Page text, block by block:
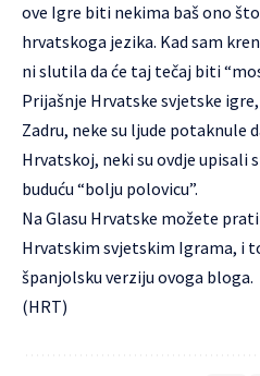
ove Igre biti nekima baš ono
hrvatskoga jezika. Kad sam
ni slutila da će taj tečaj biti
Prijašnje Hrvatske svjetske igre,
Zadru, neke su ljude potaknule
Hrvatskoj, neki su ovdje upisali
buduću “bolju polovicu”.
Na Glasu Hrvatske možete
Hrvatskim svjetskim Igrama, i
španjolsku verziju ovoga bloga.
(HRT)